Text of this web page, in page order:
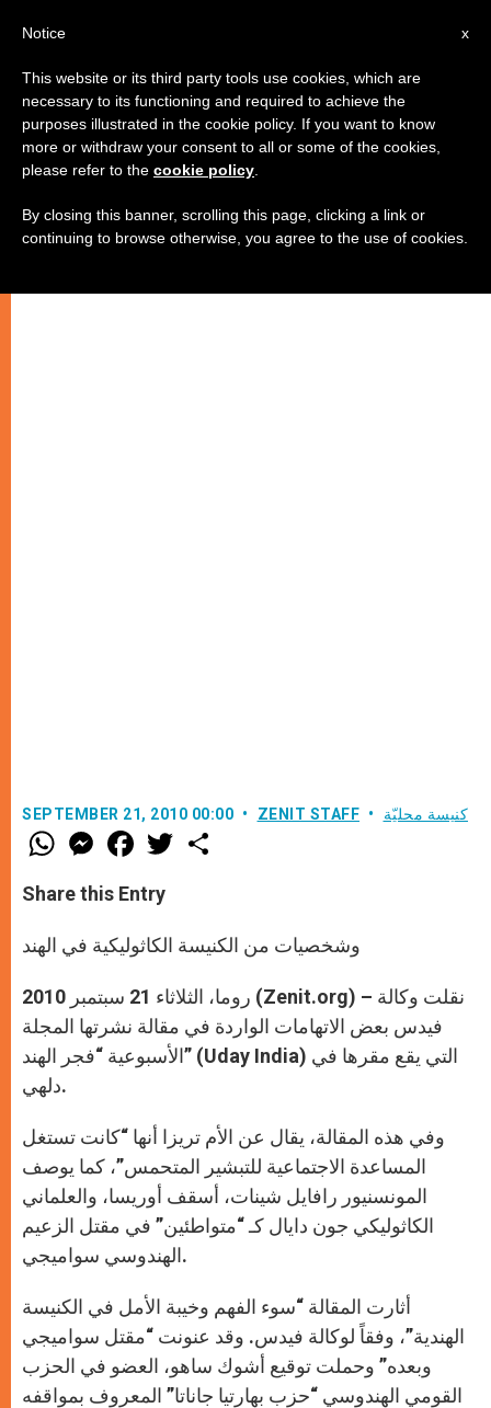
الهند: مقالة افترائية ضد الأم تريزا
–
SEPTEMBER 21, 2010 00:00 ZENIT STAFF كنيسة محليّة
W
h
t
s
p
M
e
s
e
g
e
F
a
e
b
o
k
w
r
Share this Entry
وشخصيات من الكنيسة الكاثوليكية في الهند
روما، الثلاثاء 21 سبتمبر 2010 (Zenit.org) – نقلت وكالة
فيدس بعض الاتهامات الواردة في مقالة نشرتها المجلة
الأسبوعية “فجر الهند” (Uday India) التي يقع مقرها في
دلهي.
وفي هذه المقالة، يقال عن الأم تريزا أنها “كانت تستغل
المساعدة الاجتماعية للتبشير المتحمس”، كما يوصف
المونسنيور رافايل شينات، أسقف أوريسا، والعلماني
الكاثوليكي جون دايال كـ “متواطئين” في مقتل الزعيم
الهندوسي سواميجي.
أثارت المقالة “سوء الفهم وخيبة الأمل في الكنيسة
الهندية”، وفقاً لوكالة فيدس. وقد عنونت “مقتل سواميجي
وبعده” وحملت توقيع أشوك ساهو، العضو في الحزب
القومي الهندوسي “حزب بهارتيا جاناتا” المعروف بمواقفه
x
Notice
This website or its third party tools use cookies, which are
necessary to its functioning and required to achieve the
purposes illustrated in the cookie policy. If you want to know
more or withdraw your consent to all or some of the cookies,
please refer to the cookie policy
By closing this banner, scrolling this page, clicking a link or
continuing to browse otherwise, you agree to the use of cookies.